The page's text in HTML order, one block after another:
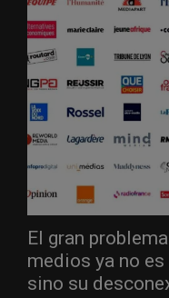
El gran
medios ya no
sino su